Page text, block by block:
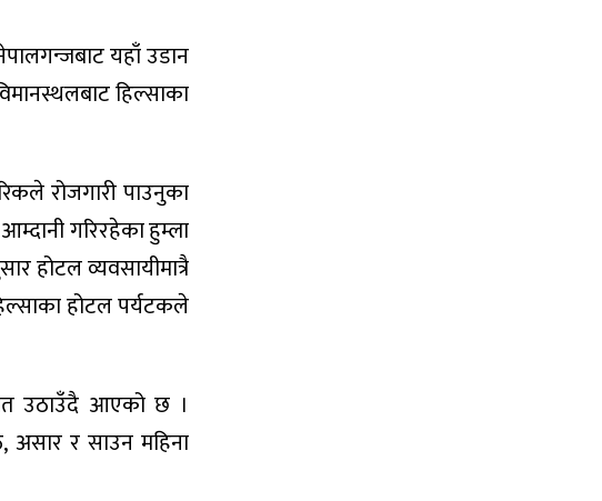
यहाँ उडान
हिल्साका
रोजगारी पाउनुका
गरिरहेका हुम्ला
होटल व्यवसायीमात्रै
होटल पर्यटकले
उठाउँदै आएको छ ।
र साउन महिना